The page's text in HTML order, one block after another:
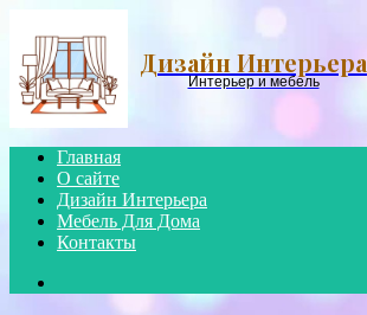
Дизайн Интерьера
Интерьер и мебель
Главная
О сайте
Дизайн Интерьера
Мебель Для Дома
Контакты